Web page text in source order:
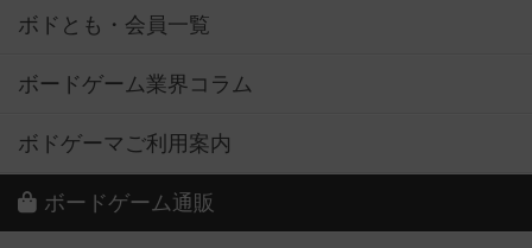
ボドとも・会員一覧
ボードゲーム業界コラム
ボドゲーマご利用案内
ボードゲーム通販